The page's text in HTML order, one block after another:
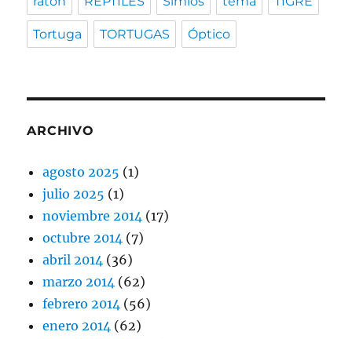
Tortuga TORTUGAS Óptico
ARCHIVO
agosto 2025 (1)
julio 2025 (1)
noviembre 2014 (17)
octubre 2014 (7)
abril 2014 (36)
marzo 2014 (62)
febrero 2014 (56)
enero 2014 (62)